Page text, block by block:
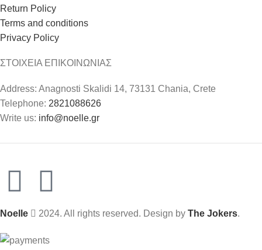
Return Policy
Terms and conditions
Privacy Policy
ΣΤΟΙΧΕΙΑ ΕΠΙΚΟΙΝΩΝΙΑΣ
Address: Anagnosti Skalidi 14, 73131 Chania, Crete
Telephone: 2821088626
Write us: info@noelle.gr
Noelle 2024. All rights reserved. Design by The Jokers.